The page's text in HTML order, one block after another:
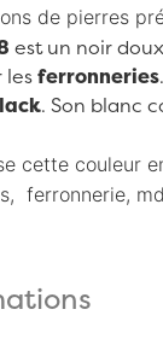
de pierres
est un noir
les ferronneries
. Son blanc
cette couleur
ferronnerie,